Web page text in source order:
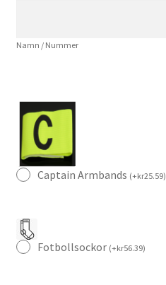
mängd
Namn / Nummer
Captain Armbands (+kr25.59)
Fotbollsockor (+kr56.39)